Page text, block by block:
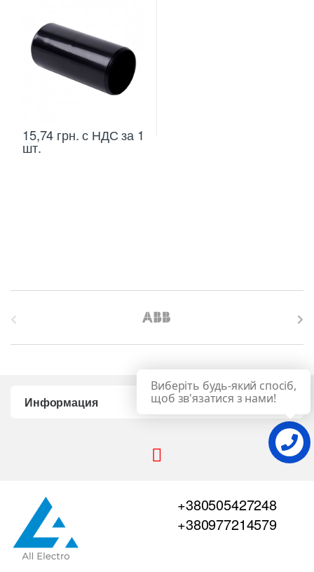
15,74 грн.с НДС за 1
шт.
Информация
+380505427248
+380977214579
Виберіть будь-який спосіб,
щоб зв'язатися з нами!